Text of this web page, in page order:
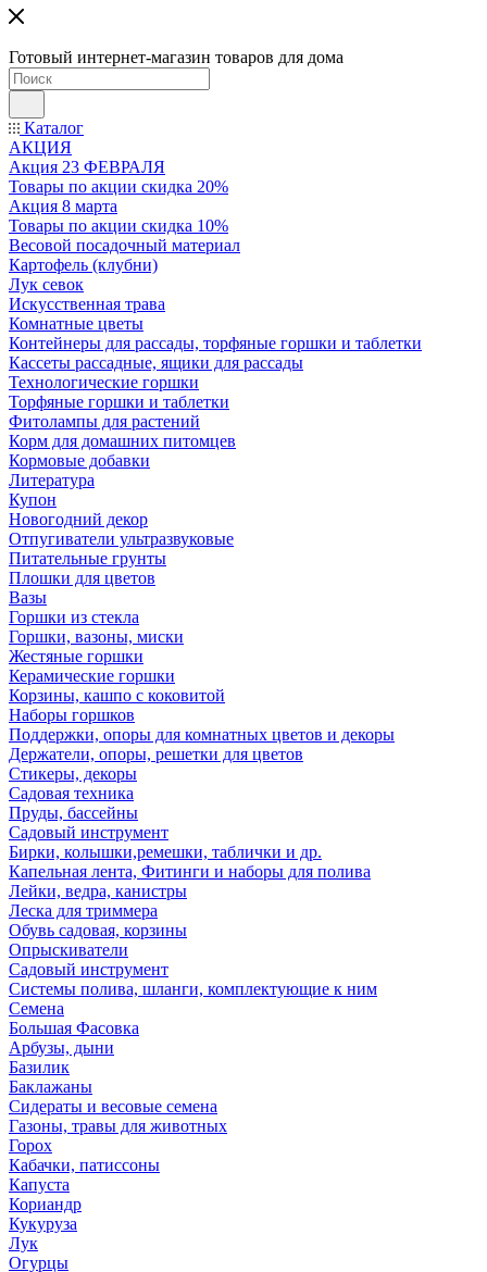
Готовый интернет-магазин товаров для дома
Каталог
АКЦИЯ
Акция 23 ФЕВРАЛЯ
Товары по акции скидка 20%
Акция 8 марта
Товары по акции скидка 10%
Весовой посадочный материал
Картофель (клубни)
Лук севок
Искусственная трава
Комнатные цветы
Контейнеры для рассады, торфяные горшки и таблетки
Кассеты рассадные, ящики для рассады
Технологические горшки
Торфяные горшки и таблетки
Фитолампы для растений
Корм для домашних питомцев
Кормовые добавки
Литература
Купон
Новогодний декор
Отпугиватели ультразвуковые
Питательные грунты
Плошки для цветов
Вазы
Горшки из стекла
Горшки, вазоны, миски
Жестяные горшки
Керамические горшки
Корзины, кашпо с коковитой
Наборы горшков
Поддержки, опоры для комнатных цветов и декоры
Держатели, опоры, решетки для цветов
Стикеры, декоры
Садовая техника
Пруды, бассейны
Садовый инструмент
Бирки, колышки,ремешки, таблички и др.
Капельная лента, Фитинги и наборы для полива
Лейки, ведра, канистры
Леска для триммера
Обувь садовая, корзины
Опрыскиватели
Садовый инструмент
Системы полива, шланги, комплектующие к ним
Семена
Большая Фасовка
Арбузы, дыни
Базилик
Баклажаны
Сидераты и весовые семена
Газоны, травы для животных
Горох
Кабачки, патиссоны
Капуста
Кориандр
Кукуруза
Лук
Огурцы